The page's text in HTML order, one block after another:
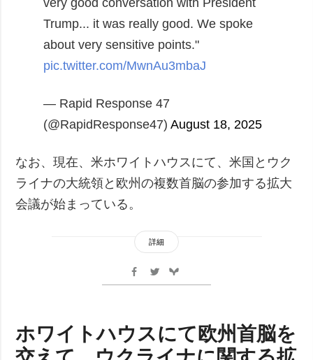
Trump... it was really good. We spoke
about very sensitive points."
pic.twitter.com/MwnAu3mbaJ
— Rapid Response 47
(@RapidResponse47)August 18, 2025
なお、現在、米ホワイトハウスにて、米国とウク
ライナの大統領と欧州の複数首脳の参加する拡大
会議が始まっている。
詳細
ホワイトハウスにて欧州首脳を